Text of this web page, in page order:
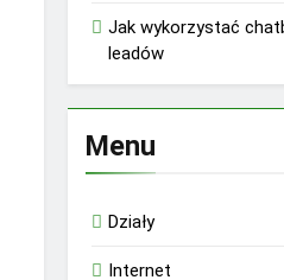
Jak wykorzystać
leadów
Menu
Działy
Internet